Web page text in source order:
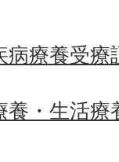
病療養受療
養・生活